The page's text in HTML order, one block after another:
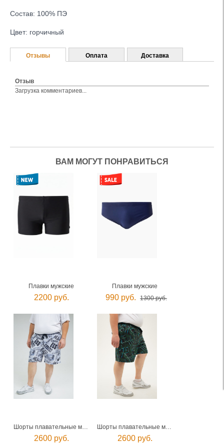
Состав: 100% ПЭ
Цвет: горчичный
Отзывы
Отзыв
Загрузка комментариев...
Оплата Доставка
ВАМ МОГУТ ПОНРАВИТЬСЯ
Плавки мужские
2200 руб.
Плавки мужские
990 руб. 1300 руб.
Шорты плавательные мужские
2600 руб.
Шорты плавательные мужские
2600 руб.